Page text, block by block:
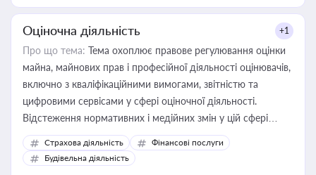
Оціночна діяльність +1
Про що тема: Тема охоплює правове регулювання оцінки
майна, майнових прав і професійної діяльності оцінювачів,
включно з кваліфікаційними вимогами, звітністю та
цифровими сервісами у сфері оціночної діяльності.
Відстеження нормативних і медійних змін у цій сфері
корисне для власника бізнесу, керівника, юриста або
бухгалтера під час оподаткування, приватизації, оренди
державного майна, корпоративних угод і перевірки
Страхова діяльність
Фінансові послуги
Будівельна діяльність